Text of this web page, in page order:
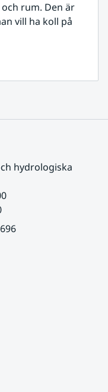
rum. Den är
vill ha koll på
hydrologiska